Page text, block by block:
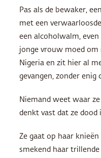
Pas als de bewaker,
met een
een alcoholwalm,
jonge vrouw moed
Nigeria en zit hier al
gevangen, zonder
Niemand weet waar
denkt vast dat ze dood
Ze gaat op haar
smekend haar trillende